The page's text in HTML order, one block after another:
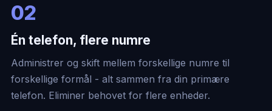
02
Én telefon, flere numre
Administrer og skift mellem forskellige numre til
forskellige formål - alt sammen fra din primære
telefon. Eliminer behovet for flere enheder.